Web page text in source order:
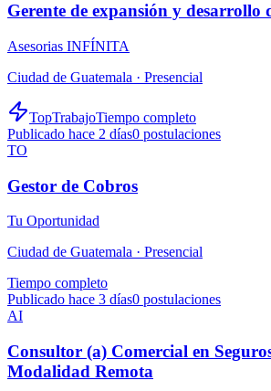
Gerente de expansión y desarrollo
Asesorias INFÍNITA
Ciudad de Guatemala · Presencial
TopTrabajoTiempo completo
Publicado hace 2 días0 postulaciones
TO
Gestor de Cobros
Tu Oportunidad
Ciudad de Guatemala · Presencial
Tiempo completo
Publicado hace 3 días0 postulaciones
AI
Consultor (a) Comercial en
Modalidad Remota